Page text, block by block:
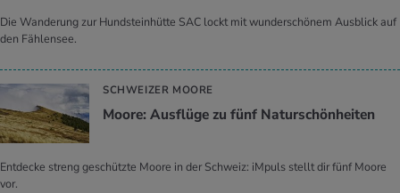
Die Wanderung zur Hundsteinhütte SAC lockt mit wunderschönem Ausblick auf
den Fählensee.
SCHWEIZER MOORE
Moore: Ausflüge zu fünf Naturschönheiten
Entdecke streng geschützte Moore in der Schweiz: iMpuls stellt dir fünf Moore
vor.